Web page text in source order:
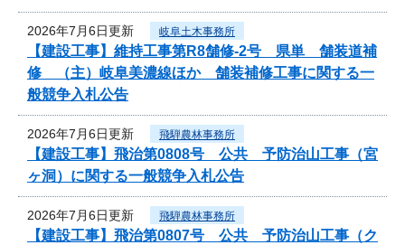
2026年7月6日更新 岐阜土木事務所
【建設工事】維持工事第R8舗修-2号 県単 舗装道補
修 （主）岐阜美濃線ほか 舗装補修工事に関する一
般競争入札公告
2026年7月6日更新 飛騨農林事務所
【建設工事】飛治第0808号 公共 予防治山工事（宮
ヶ洞）に関する一般競争入札公告
2026年7月6日更新 飛騨農林事務所
【建設工事】飛治第0807号 公共 予防治山工事（ク